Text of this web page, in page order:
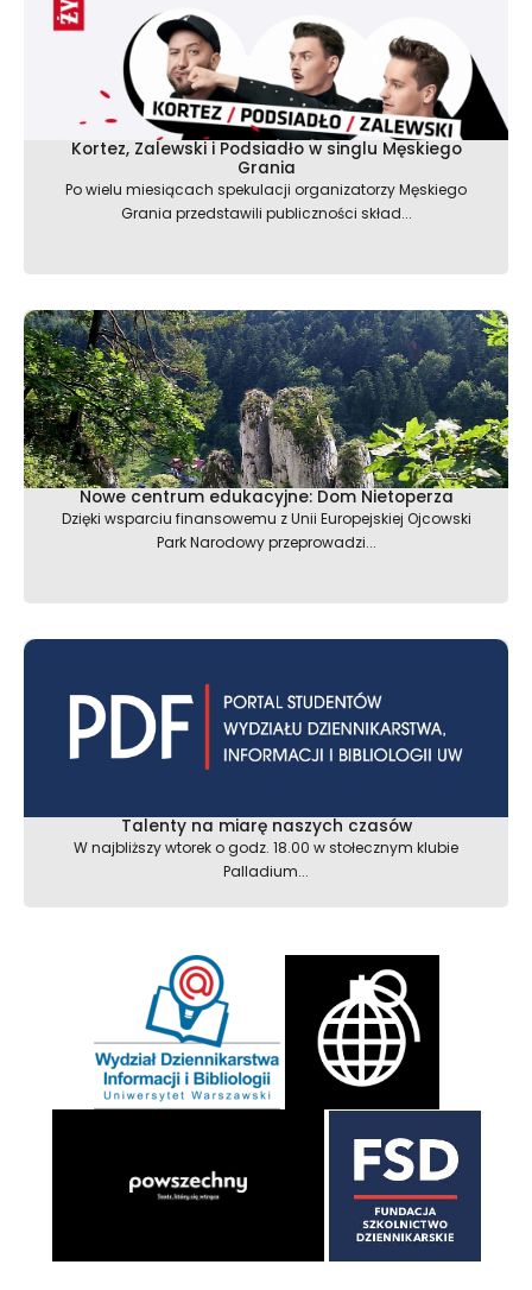
Kortez, Zalewski i Podsiadło w singlu Męskiego
Grania
Po wielu miesiącach spekulacji organizatorzy Męskiego
Grania przedstawili publiczności skład...
Nowe centrum edukacyjne: Dom Nietoperza
Dzięki wsparciu finansowemu z Unii Europejskiej Ojcowski
Park Narodowy przeprowadzi...
Talenty na miarę naszych czasów
W najbliższy wtorek o godz. 18.00 w stołecznym klubie
Palladium...